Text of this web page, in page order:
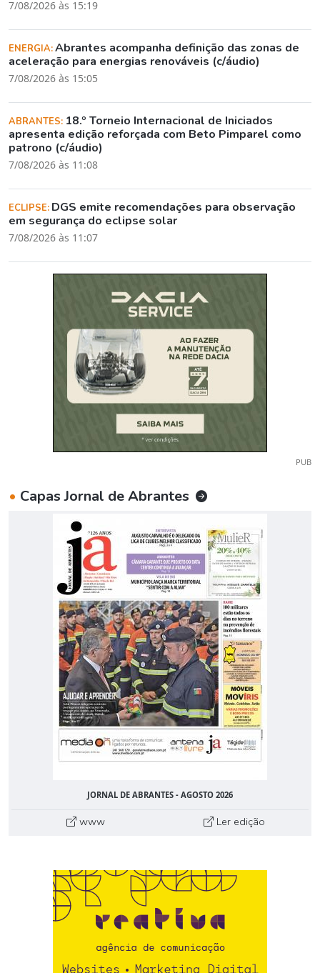
7/08/2026 às 15:19
ENERGIA:Abrantes acompanha definição das zonas de
aceleração para energias renováveis (c/áudio)
7/08/2026 às 15:05
ABRANTES: 18.º Torneio Internacional de Iniciados
apresenta edição reforçada com Beto Pimparel como
patrono (c/áudio)
7/08/2026 às 11:08
ECLIPSE: DGS emite recomendações para observação
em segurança do eclipse solar
7/08/2026 às 11:07
PUB
• Capas Jornal de Abrantes
JORNAL DE ABRANTES - AGOSTO 2026
www Ler edição